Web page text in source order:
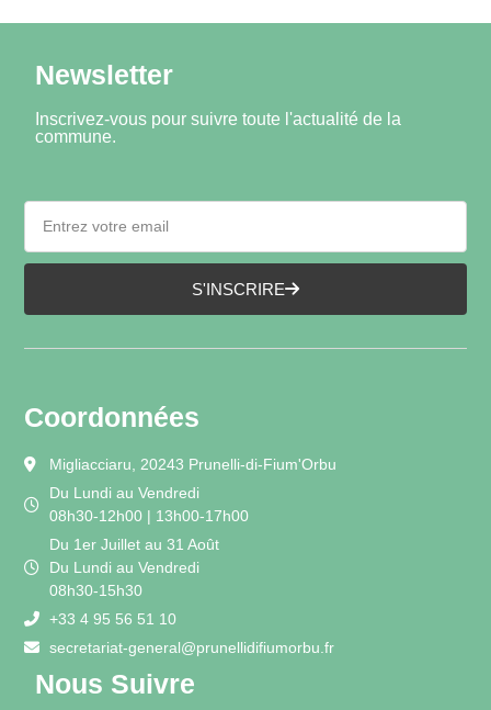
Newsletter
Inscrivez-vous pour suivre toute l'actualité de la
commune.
S'INSCRIRE
Coordonnées
Migliacciaru, 20243 Prunelli-di-Fium'Orbu
Du Lundi au Vendredi
08h30-12h00 | 13h00-17h00
Du 1er Juillet au 31 Août
Du Lundi au Vendredi
08h30-15h30
+33 4 95 56 51 10
secretariat-general@prunellidifiumorbu.fr
Nous Suivre